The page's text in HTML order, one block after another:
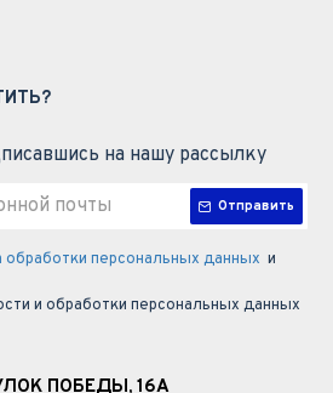
на нашу рассылку
Отправить
обработки персональных данных и
и обработки персональных данных
ПОБЕДЫ, 16А